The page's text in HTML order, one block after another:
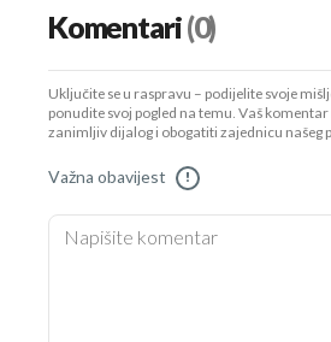
Komentari(0)
Uključite se u raspravu – podijelite svoje
ponudite svoj pogled na temu. Vaš
zanimljiv dijalog i obogatiti zajednicu našeg
Važna obavijest !